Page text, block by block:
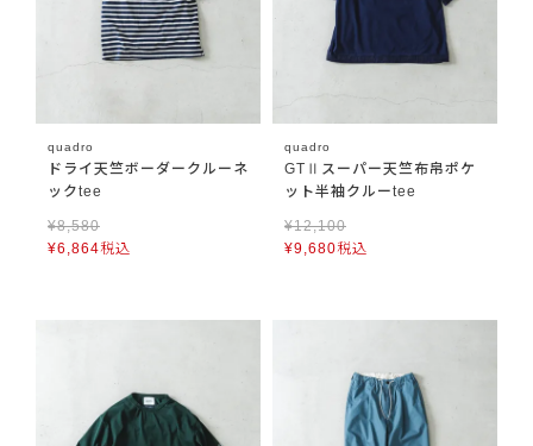
quadro
ドライ天竺ボーダークルーネ
ックtee
¥8,580
¥6,864税込
quadro
GTⅡスーパー天竺布帛ポケ
ット半袖クルーtee
¥12,100
¥9,680税込